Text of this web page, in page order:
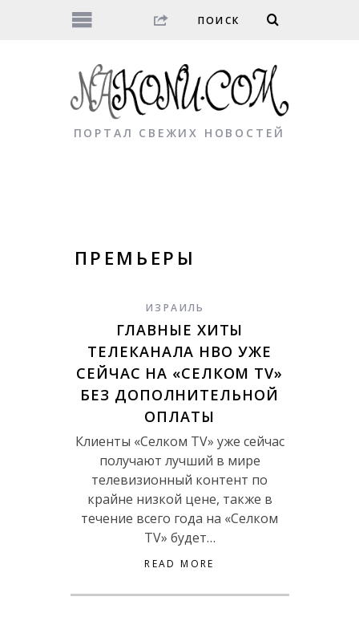
ПОРТАЛ СВЕЖИХ НОВОСТЕЙ
ПРЕМЬЕРЫ
ИЗРАИЛЬ
ГЛАВНЫЕ ХИТЫ
ТЕЛЕКАНАЛА HBO УЖЕ
СЕЙЧАС НА «СЕЛКОМ TV»
БЕЗ ДОПОЛНИТЕЛЬНОЙ
ОПЛАТЫ
Клиенты «Селком TV» уже сейчас
получают лучший в мире
телевизионный контент по
крайне низкой цене, также в
течение всего года на «Селком
TV» будет…
READ MORE